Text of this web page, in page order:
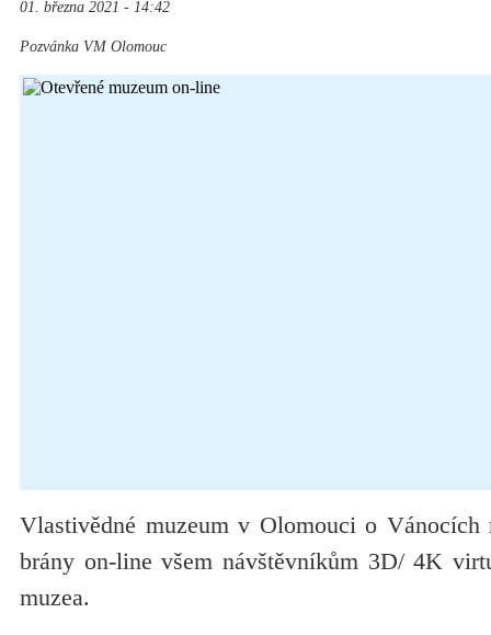
01. března 2021 - 14:42
Pozvánka VM Olomouc
Vlastivědné muzeum v Olomouci o Vánocích
brány on-line všem návštěvníkům 3D/ 4K
muzea.